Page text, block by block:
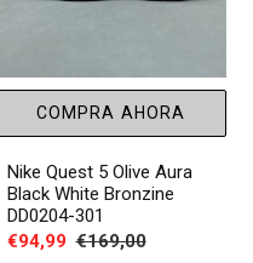
COMPRA AHORA
Nike Quest 5 Olive Aura
Black White Bronzine
DD0204-301
Precio
€94,99 Precio
€169,00